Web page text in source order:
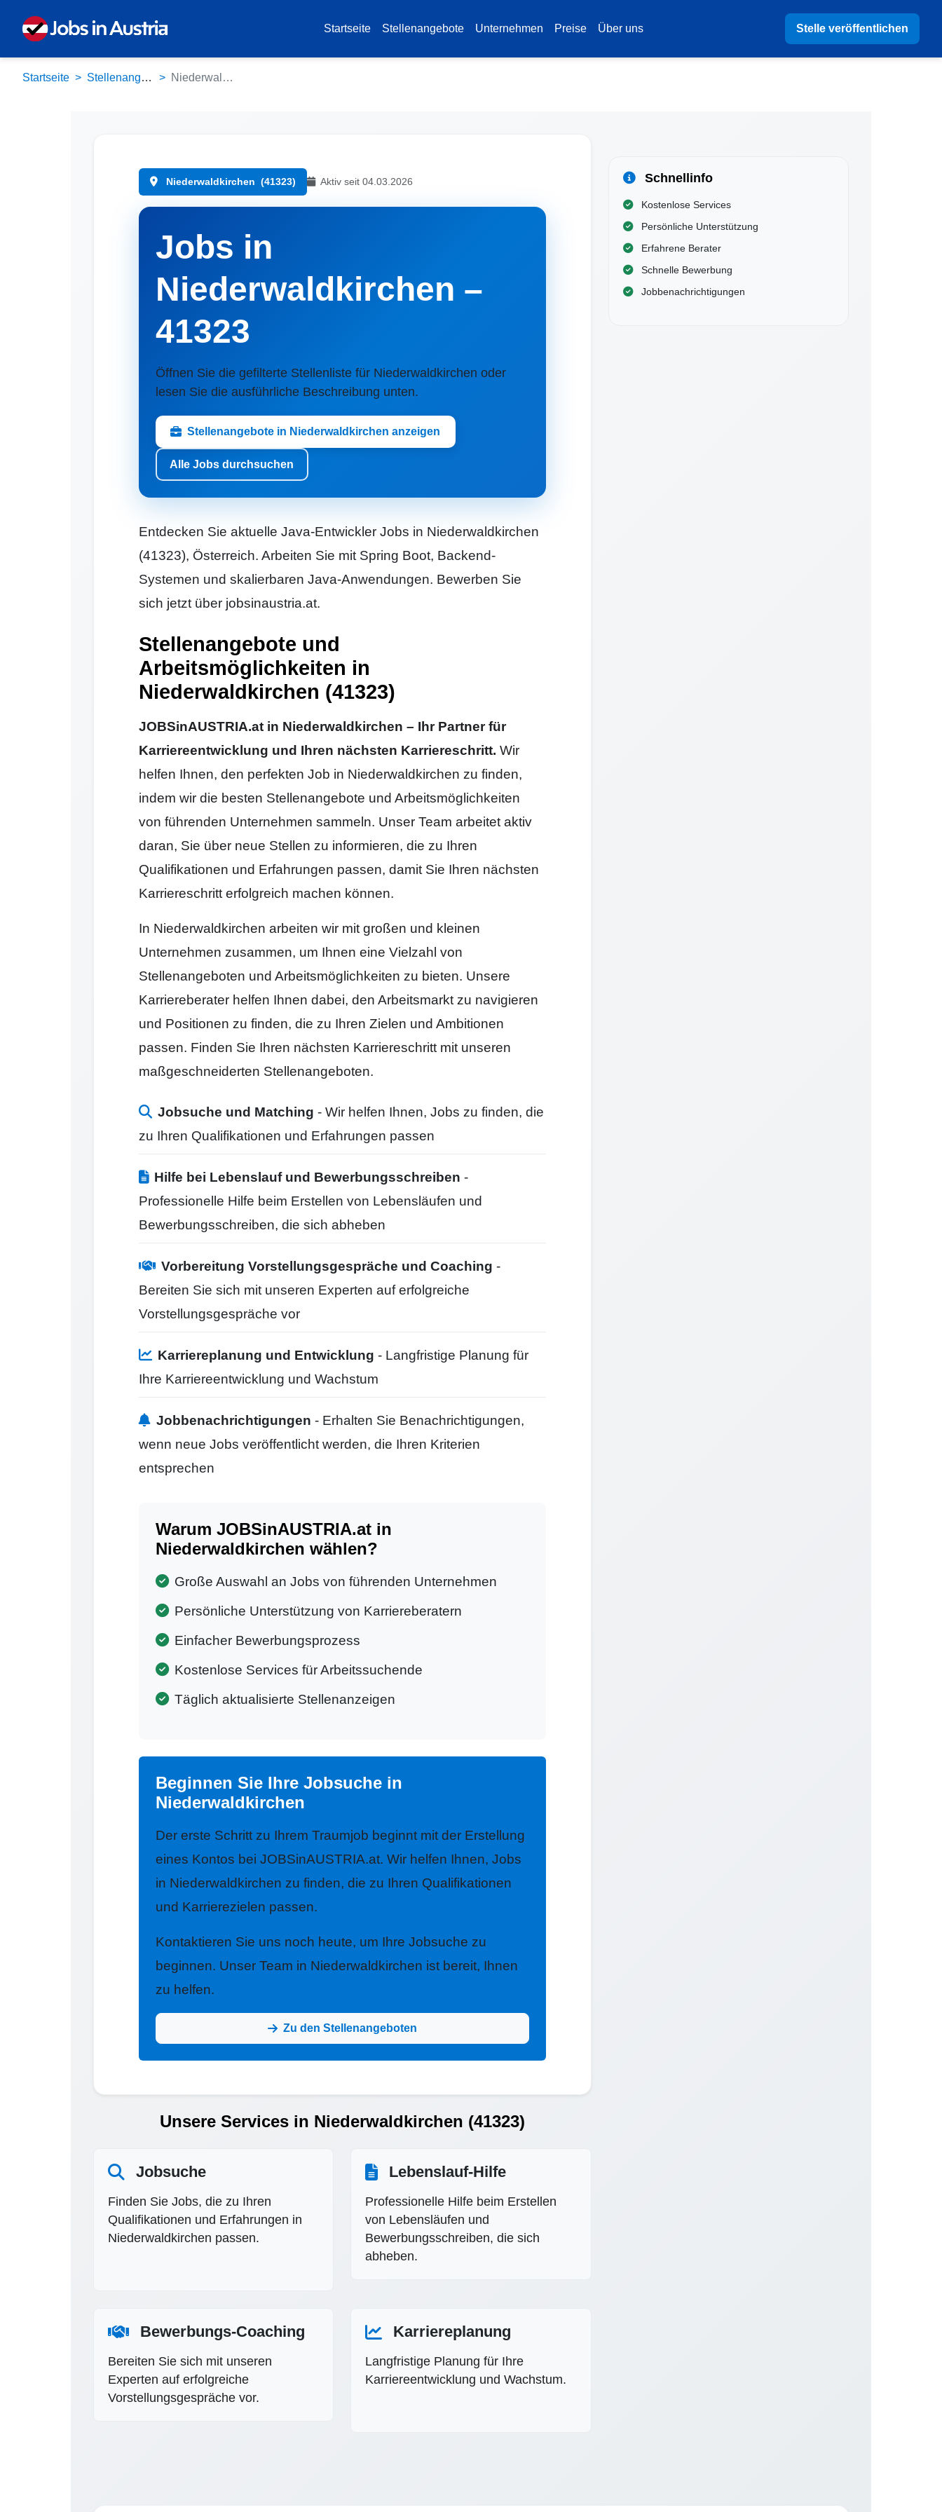
Startseite Stellenangebote Unternehmen Preise Über uns Stelle veröffentlichen
Startseite Stellenangebote Niederwaldkirchen (41323)
Niederwaldkirchen (41323) Aktiv seit 04.03.2026
Jobs in
Niederwaldkirchen –
41323
Öffnen Sie die gefilterte Stellenliste für Niederwaldkirchen oder
lesen Sie die ausführliche Beschreibung unten.
Stellenangebote in Niederwaldkirchen anzeigen
Alle Jobs durchsuchen
Entdecken Sie aktuelle Java-Entwickler Jobs in Niederwaldkirchen
(41323), Österreich. Arbeiten Sie mit Spring Boot, Backend-
Systemen und skalierbaren Java-Anwendungen. Bewerben Sie
sich jetzt über jobsinaustria.at.
Stellenangebote und
Arbeitsmöglichkeiten in
Niederwaldkirchen (41323)
JOBSinAUSTRIA.at in Niederwaldkirchen – Ihr Partner für
Karriereentwicklung und Ihren nächsten Karriereschritt. Wir
helfen Ihnen, den perfekten Job in Niederwaldkirchen zu finden,
indem wir die besten Stellenangebote und Arbeitsmöglichkeiten
von führenden Unternehmen sammeln. Unser Team arbeitet aktiv
daran, Sie über neue Stellen zu informieren, die zu Ihren
Qualifikationen und Erfahrungen passen, damit Sie Ihren nächsten
Karriereschritt erfolgreich machen können.
In Niederwaldkirchen arbeiten wir mit großen und kleinen
Unternehmen zusammen, um Ihnen eine Vielzahl von
Stellenangeboten und Arbeitsmöglichkeiten zu bieten. Unsere
Karriereberater helfen Ihnen dabei, den Arbeitsmarkt zu navigieren
und Positionen zu finden, die zu Ihren Zielen und Ambitionen
passen. Finden Sie Ihren nächsten Karriereschritt mit unseren
maßgeschneiderten Stellenangeboten.
Jobsuche und Matching - Wir helfen Ihnen, Jobs zu finden, die
zu Ihren Qualifikationen und Erfahrungen passen
Hilfe bei Lebenslauf und Bewerbungsschreiben -
Professionelle Hilfe beim Erstellen von Lebensläufen und
Bewerbungsschreiben, die sich abheben
Vorbereitung Vorstellungsgespräche und Coaching -
Bereiten Sie sich mit unseren Experten auf erfolgreiche
Vorstellungsgespräche vor
Karriereplanung und Entwicklung - Langfristige Planung für
Ihre Karriereentwicklung und Wachstum
Jobbenachrichtigungen - Erhalten Sie Benachrichtigungen,
wenn neue Jobs veröffentlicht werden, die Ihren Kriterien
entsprechen
Warum JOBSinAUSTRIA.at in
Niederwaldkirchen wählen?
Große Auswahl an Jobs von führenden Unternehmen
Persönliche Unterstützung von Karriereberatern
Einfacher Bewerbungsprozess
Kostenlose Services für Arbeitssuchende
Täglich aktualisierte Stellenanzeigen
Beginnen Sie Ihre Jobsuche in
Niederwaldkirchen
Der erste Schritt zu Ihrem Traumjob beginnt mit der Erstellung
eines Kontos bei JOBSinAUSTRIA.at. Wir helfen Ihnen, Jobs
in Niederwaldkirchen zu finden, die zu Ihren Qualifikationen
und Karrierezielen passen.
Kontaktieren Sie uns noch heute, um Ihre Jobsuche zu
beginnen. Unser Team in Niederwaldkirchen ist bereit, Ihnen
zu helfen.
Zu den Stellenangeboten
Unsere Services in Niederwaldkirchen (41323)
Jobsuche
Finden Sie Jobs, die zu Ihren
Qualifikationen und Erfahrungen in
Niederwaldkirchen passen.
Lebenslauf-Hilfe
Professionelle Hilfe beim Erstellen
von Lebensläufen und
Bewerbungsschreiben, die sich
abheben.
Bewerbungs-Coaching
Bereiten Sie sich mit unseren
Experten auf erfolgreiche
Vorstellungsgespräche vor.
Karriereplanung
Langfristige Planung für Ihre
Karriereentwicklung und Wachstum.
Schnellinfo
Kostenlose Services
Persönliche Unterstützung
Erfahrene Berater
Schnelle Bewerbung
Jobbenachrichtigungen